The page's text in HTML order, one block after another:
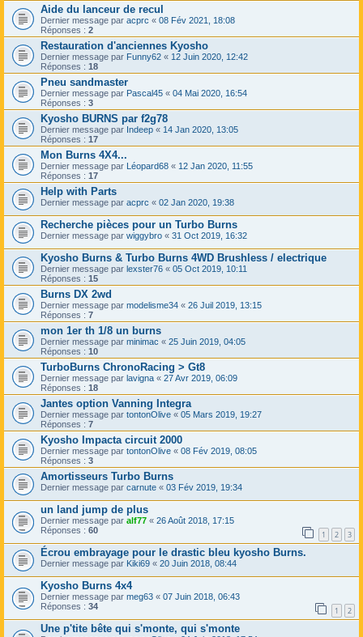
Aide du lanceur de recul
Dernier message par acprc « 08 Fév 2021, 18:08
Réponses : 2
Restauration d'anciennes Kyosho
Dernier message par Funny62 « 12 Juin 2020, 12:42
Réponses : 18
Pneu sandmaster
Dernier message par Pascal45 « 04 Mai 2020, 16:54
Réponses : 3
Kyosho BURNS par f2g78
Dernier message par Indeep « 14 Jan 2020, 13:05
Réponses : 17
Mon Burns 4X4...
Dernier message par Léopard68 « 12 Jan 2020, 11:55
Réponses : 17
Help with Parts
Dernier message par acprc « 02 Jan 2020, 19:38
Recherche pièces pour un Turbo Burns
Dernier message par wiggybro « 31 Oct 2019, 16:32
Kyosho Burns & Turbo Burns 4WD Brushless / electrique
Dernier message par lexster76 « 05 Oct 2019, 10:11
Réponses : 15
Burns DX 2wd
Dernier message par modelisme34 « 26 Juil 2019, 13:15
Réponses : 7
mon 1er th 1/8 un burns
Dernier message par minimac « 25 Juin 2019, 04:05
Réponses : 10
TurboBurns ChronoRacing > Gt8
Dernier message par lavigna « 27 Avr 2019, 06:09
Réponses : 18
Jantes option Vanning Integra
Dernier message par tontonOlive « 05 Mars 2019, 19:27
Réponses : 7
Kyosho Impacta circuit 2000
Dernier message par tontonOlive « 08 Fév 2019, 08:05
Réponses : 3
Amortisseurs Turbo Burns
Dernier message par carnute « 03 Fév 2019, 19:34
un land jump de plus
Dernier message par alf77 « 26 Août 2018, 17:15
Réponses : 60 1 2 3
Écrou embrayage pour le drastic bleu kyosho Burns.
Dernier message par Kiki69 « 20 Juin 2018, 08:44
Kyosho Burns 4x4
Dernier message par meg63 « 07 Juin 2018, 06:43
Réponses : 34 1 2
Une p'tite bête qui s'monte, qui s'monte